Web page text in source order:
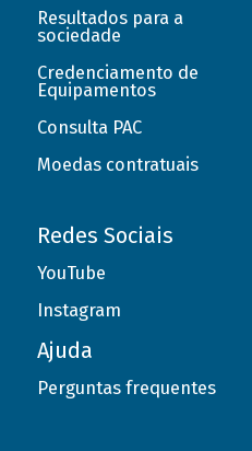
Resultados para a
sociedade
Credenciamento de
Equipamentos
Consulta PAC
Moedas contratuais
Redes Sociais
YouTube
Instagram
Ajuda
Perguntas frequentes